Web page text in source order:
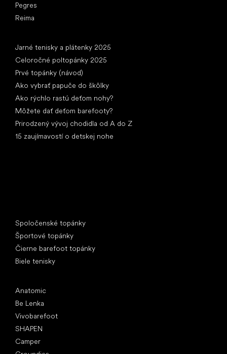
Pegres
Reima
Jarné tenisky a plátenky 2025
Celoročné poltopánky 2025
Prvé topánky (návod)
Ako vybrať papuče do škôlky
Ako rýchlo rastú deťom nohy?
Môžete dať deťom barefooty?
Prirodzený vývoj chodidla od A do Z
15 zaujímavostí o detskej nohe
Spoločenské topánky
Športové topánky
Čierne barefoot topánky
Biele tenisky
Anatomic
Be Lenka
Vivobarefoot
SHAPEN
Camper